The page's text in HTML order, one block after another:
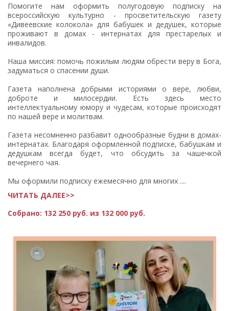
Помогите нам оформить полугодовую подписку на
всероссийскую культурно - просветительскую газету
«Дивеевские колокола» для бабушек и дедушек, которые
проживают в домах - интернатах для престарелых и
инвалидов.
Наша миссия: помочь пожилым людям обрести веру в Бога,
задуматься о спасении души.
Газета наполнена добрыми историями о вере, любви,
доброте и милосердии. Есть здесь место
интеллектуальному юмору и чудесам, которые происходят
по нашей вере и молитвам.
Газета несомненно разбавит однообразные будни в домах-
интернатах. Благодаря оформленной подписке, бабушкам и
дедушкам всегда будет, что обсудить за чашечкой
вечернего чая.
Мы оформили подписку ежемесячно для многих ....
ЧИТАТЬ ДАЛЕЕ>>
Собрано: 132 250 руб. из 132 000 руб.